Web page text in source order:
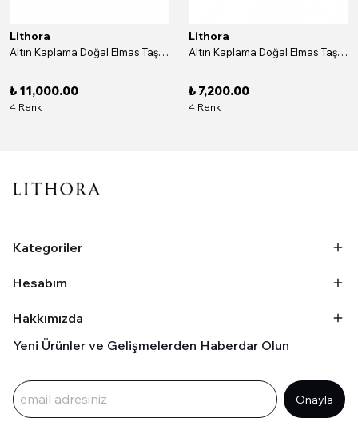
Lithora
Altın Kaplama Doğal Elmas Taşlı Dikdörtgen Gümüş Küpe
₺ 11,000.00
4 Renk
Lithora
Altın Kaplama Doğal Elmas Taşlı Yuvarlak Gümüş Küpe
₺ 7,200.00
4 Renk
Kategoriler
Hesabım
Hakkımızda
Yeni Ürünler ve Gelişmelerden Haberdar Olun
Onayla